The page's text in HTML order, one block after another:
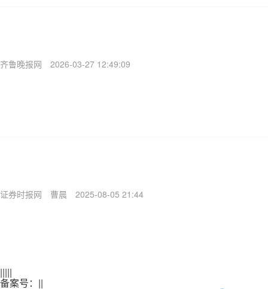
齐鲁晚报网 2026-03-27 12:49:09
证券时报网 曹晨 2025-08-05 21:44
|||||
备案号： ||